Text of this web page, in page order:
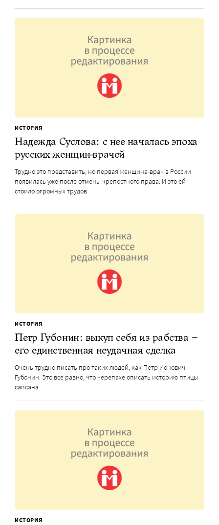
ИСТОРИЯ
Надежда Суслова: с нее началась эпоха
русских женщин-врачей
Трудно это представить, но первая женщина-врач в России
появилась уже после отмены крепостного права. И это ей
стоило огромных трудов
ИСТОРИЯ
Петр Губонин: выкуп себя из рабства –
его единственная неудачная сделка
Очень трудно писать про таких людей, как Петр Ионович
Губонин. Это все равно, что черепахе описать историю птицы
сапсана
ИСТОРИЯ